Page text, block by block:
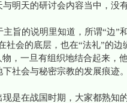
明天的研讨会内容当中，没
旨的说明里知道，所谓“边”
社会的底层，也在“法礼”的边
，一旦有组织地结合起来，
社会与秘密宗教的发展痕迹。
是在战国时期，大家都熟知